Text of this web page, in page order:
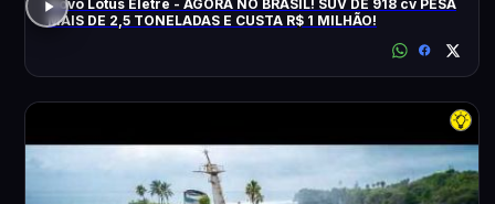
Novo Lotus Eletre - AGORA NO BRASIL! SUV DE 918 cv PESA
MAIS DE 2,5 TONELADAS E CUSTA R$ 1 MILHÃO!